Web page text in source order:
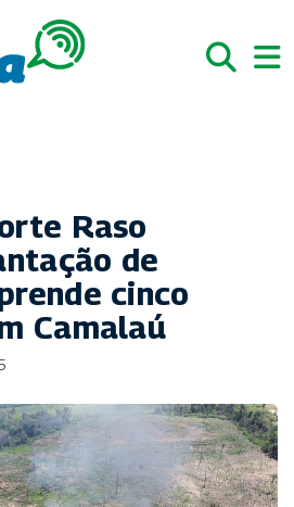
Raso
de
cinco
Camalaú